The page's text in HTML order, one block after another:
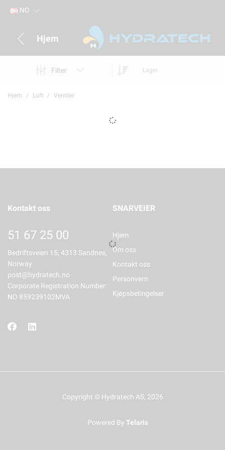
NO
Hjem
Filter Lager
Hjem Luft Ventiler
Kontakt oss
51 67 25 00
Bedriftsveien 15, 4313 Sandnes,
Norway
post@hydratech.no
Corporate Registration Number:
NO 859239102MVA
SNARVEIER
Hjem
Om oss
Kontakt oss
Personvern
Kjøpsbetingelser
Copyright © Hydratech AS, 2026
Powered By Telaris